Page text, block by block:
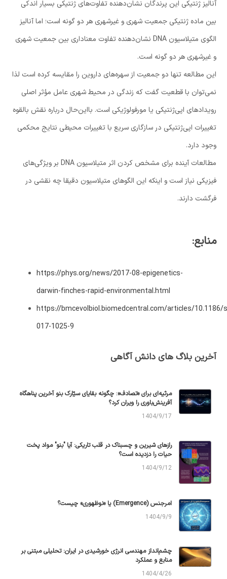
آنالیز ژنتیکی این پرندگان نشان‌دهنده تفاوت‌های ژنتیکی بسیار اندکی
بین ماده ژنتیکی جمعیت شهری و غیرشهری هر دو گونه است؛ اما آنالیز
الگوی متیلاسیون DNA نشان‌دهنده تفاوت معناداری بین جمعیت شهری
و غیرشهری هر دو گونه است.
این مطالعه تنها دو جمعیت از سهره‌های داروین را مقایسه کرده است لذا
نمی‌توان با قطعیت گفت که زندگی در محیط شهری عامل مؤثر اصلی
رویدادهای اپی‌ژنتیکی یا مورفولوژیکی است. بااین‌حال درباره نقش بالقوه
تغییرات اپی‌ژنتیکی در سازگاری سریع با تغییرات محیطی نتایج محکمی
وجود دارد.
مطالعات آینده برای مشخص کردن اثر متیلاسیون DNA بر ویژگی‌های
فیزیکی نیاز است و اینکه این الگوهای متیلاسیون دقیقا چه نقشی در
فرگشت دارند.
منابع:
https://phys.org/news/2017-08-epigenetics-
darwin-finches-rapid-environmental.html
https://bmcevolbiol.biomedcentral.com/articles/10.1186/
017-1025-9
آخرین بلاگ های دانش آگاهی
مرثیه‌ای برای «تصادف»: چگونه بقایای سیّارک بنو آخرین پناهگاه
آفرینش‌باوری را ویران کرد؟
1404/9/17
رازهای شیرین و چسبناک در قلب تاریکی: آیا "بنو" مواد پخت
حیات را دزدیده است؟
1404/9/12
امرجنس (Emergence) یا «نوظهوری» چیست؟
1404/9/9
چشم‌انداز مهندسی انرژی خورشیدی در ایران: تحلیلی مبتنی بر
منابع و عملکرد
1404/4/26